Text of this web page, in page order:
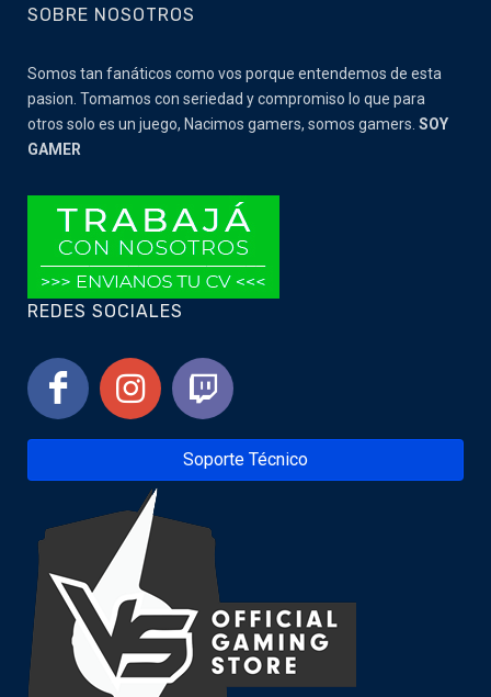
SOBRE NOSOTROS
Somos tan fanáticos como vos porque entendemos de esta
pasion. Tomamos con seriedad y compromiso lo que para
otros solo es un juego, Nacimos gamers, somos gamers. SOY
GAMER
REDES SOCIALES
Soporte Técnico